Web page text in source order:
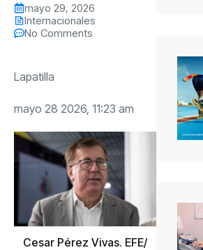
mayo 29, 2026
Internacionales
No Comments
Lapatilla
mayo 28 2026, 11:23 am
Cesar Pérez Vivas. EFE/